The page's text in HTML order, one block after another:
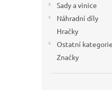
Sady a vinice
Náhradní díly
Hračky
Ostatní kategorie
Značky